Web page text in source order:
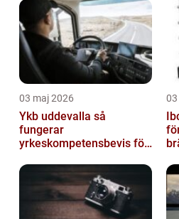
03 maj 2026
Ykb uddevalla så
fungerar
yrkeskompetensbevis för
03
Ibc